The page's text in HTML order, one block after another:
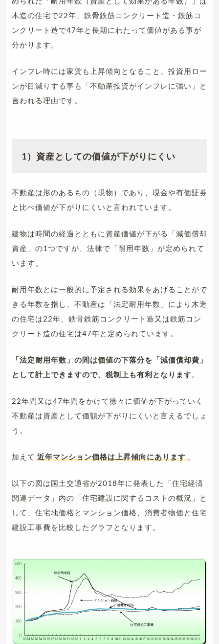
木造の住宅で22年、鉄骨鉄筋コンクリート造・鉄筋コ
ンクリート造で47年と長期にわたって価値がある事が
分かります。
インフレ時には家賃も上昇傾向となること、投資用ロー
ンが目減りする事も「不動産投資がインフレに強い」と
言われる理由です。
1）資産としての価値が下がりにくい
不動産は形のあるもの（現物）であり、現金や有価証券
と比べ価値が下がりにくいと言われています。
建物は時間の経過とともに資産価値が下がる「減価償却
資産」の1つですが、法律で「耐用年数」が定められて
います。
耐用年数とは一般的に予定される効果をあげることがで
きる年数を指し、不動産は「法定耐用年数」により木造
の住宅は22年、鉄骨鉄筋コンクリート造又は鉄筋コン
クリート造の住宅は47年と定められています。
「法定耐用年数」の間は価値の下落分を「減価償却費」
として計上できますので、税制上も有利となります。
22年間又は47年間をかけて徐々に価値が下がっていく
不動産は資産として価額が下がりにくいと言えるでしょ
う。
加えて 近年マンション価格は上昇傾向にあります 。
以下の図は国土交通省が2018年に発表した「住宅経済
関連データ」内の「住宅建設に関するコストの概況」と
して、住宅地価格とマンション価格、消費者物価と住宅
建設工事費を比較したグラフとなります。